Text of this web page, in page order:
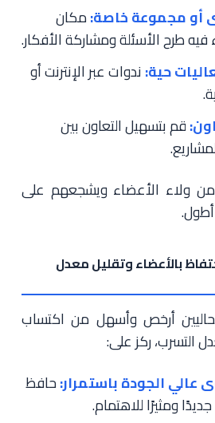
أو مجموعة خاصة:مكان
طرح الأسئلة ومشاركة الأفكار.
حية: ندوات عبر الإنترنت أو
قم بتسهيل التعاون بين
من ولاء الأعضاء ويشجعهم على
بالأعضاء وتقليل معدل
أرخص وأسهل من اكتساب
التسرب، ركز على:
عالي الجودة باستمرار:حافظ
ومثيرًا للاهتمام.